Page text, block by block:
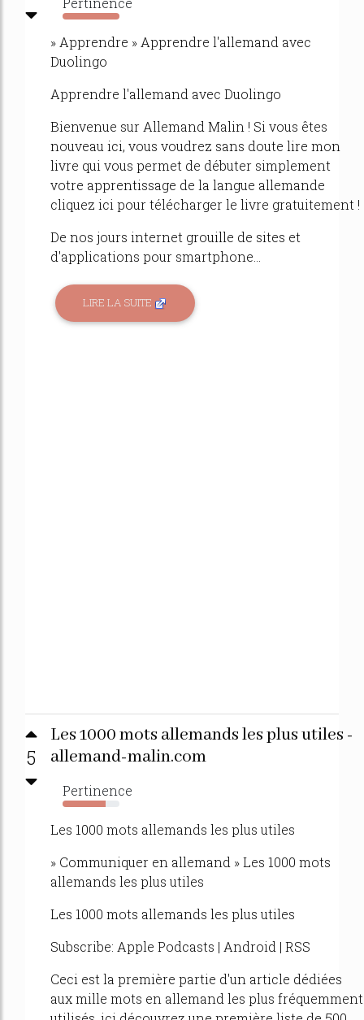
20294%
» Apprendre » Apprendre l'allemand avec
Duolingo
Apprendre l'allemand avec Duolingo
Bienvenue sur Allemand Malin ! Si vous êtes
nouveau ici, vous voudrez sans doute lire mon
livre qui vous permet de débuter simplement
votre apprentissage de la langue allemande
cliquez ici pour télécharger le livre gratuitement !
De nos jours internet grouille de sites et
d'applications pour smartphone...
LIRE LA SUITE
5
Les 1000 mots allemands les plus utiles -
allemand-malin.com
Pertinence
75%
Les 1000 mots allemands les plus utiles
» Communiquer en allemand » Les 1000 mots
allemands les plus utiles
Les 1000 mots allemands les plus utiles
Subscribe: Apple Podcasts | Android | RSS
Ceci est la première partie d'un article dédiées
aux mille mots en allemand les plus fréquemment